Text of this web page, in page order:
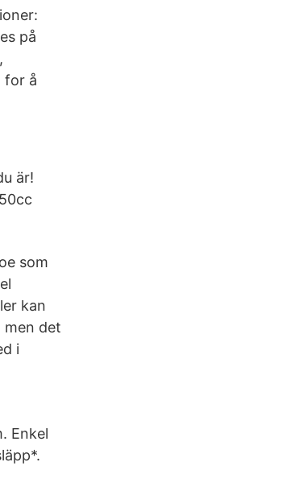
på
for å
är!
som
kan
men det
i
Enkel